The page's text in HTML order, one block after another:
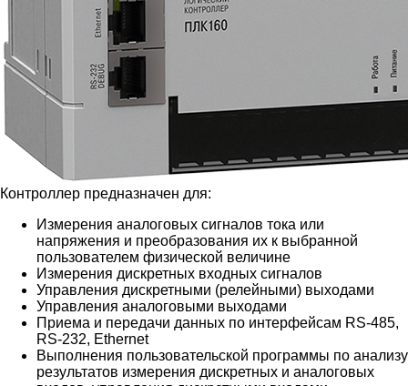
Контроллер предназначен для:
Измерения аналоговых сигналов тока или
напряжения и преобразования их к выбранной
пользователем физической величине
Измерения дискретных входных сигналов
Управления дискретными (релейными) выходами
Управления аналоговыми выходами
Приема и передачи данных по интерфейсам RS-485,
RS-232, Ethernet
Выполнения пользовательской программы по анализу
результатов измерения дискретных и аналоговых